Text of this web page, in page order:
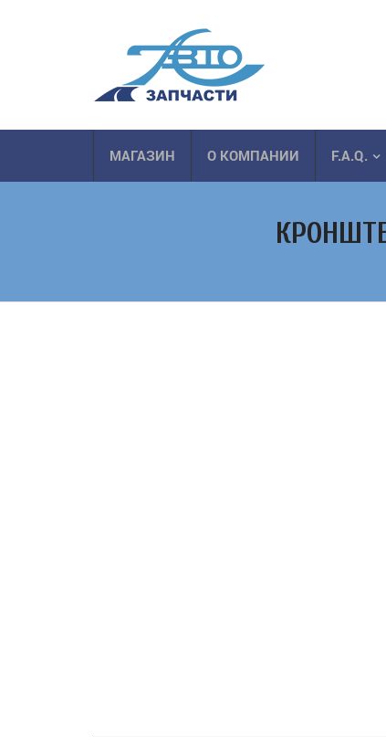
МАГАЗИН О КОМПАНИИ F.A.Q.